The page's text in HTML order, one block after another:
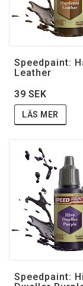
Speedpaint:
Leather
39 SEK
LÄS MER
Speedpaint: